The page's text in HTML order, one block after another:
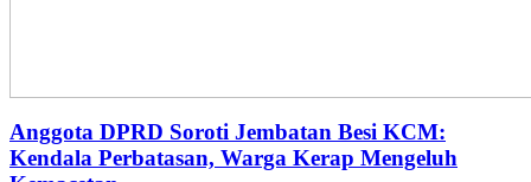
Anggota DPRD Soroti Jembatan Besi KCM:
Kendala Perbatasan, Warga Kerap Mengeluh